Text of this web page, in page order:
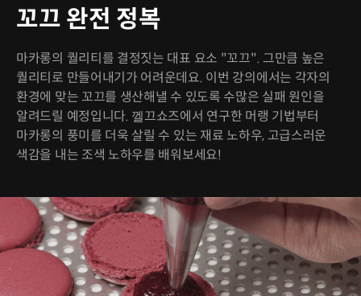
꼬끄 완전 정복
마카롱의 퀄리티를 결정짓는 대표 요소 "꼬끄". 그만큼 높은
퀄리티로 만들어내기가 어려운데요. 이번 강의에서는 각자의
환경에 맞는 꼬끄를 생산해낼 수 있도록 수많은 실패 원인을
알려드릴 예정입니다. 껠끄쇼즈에서 연구한 머랭 기법부터
마카롱의 풍미를 더욱 살릴 수 있는 재료 노하우, 고급스러운
색감을 내는 조색 노하우를 배워보세요!